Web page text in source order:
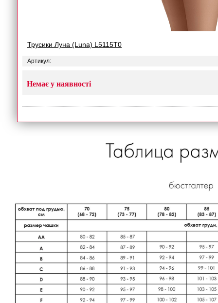
Трусики Луна (Luna) L5115T0
Артикул:
Немає у наявності